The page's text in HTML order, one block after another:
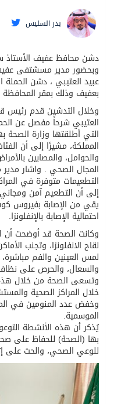
بدر السليس
دشن محافظ عفيف الأستاذ
وبحضور مدير مسشتفى
عبيد العتيبي ، دشن الحملة
بعفيف وذلك بمقر
وخلال التدشين قدم رئيس
العتيبي شرحاً مفصل عن
التي أطلقتها وزارة
المملكة، مشيرًا إلى أن
والحوامل، والمصابين
المجال الصحي . واشار
التطعيمات متوفرة في
إلى أن التطعيم آمن ومجاني
احتمالية الإصابة بالإنفلونزا.
وكانت الصحة قد أوضحت أن
لقاح الانفلونزا، وتجنب
لمس العينين والفم
والسعال، والحرص على
وتسعى الصحة من خلال
خلال المراكز الصحية
وخفض عدد المنومين في
الموسمية.
يُذكر أن هذه الأنشطة
بها (الصحة) للحفاظ على
للوعي الصحي، والحث على